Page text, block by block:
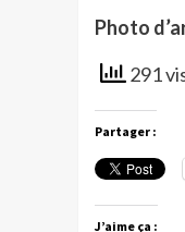
Photo
291
Partager :
J’aime ça :